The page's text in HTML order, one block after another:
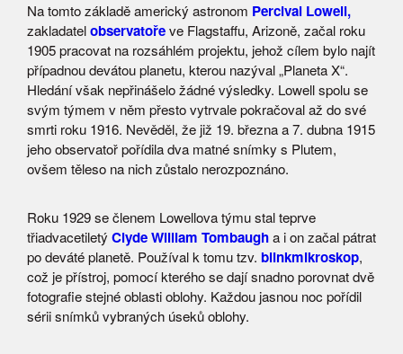
Na tomto základě americký astronom Percival Lowell,
zakladatelobservatořeve Flagstaffu, Arizoně, začal roku
1905 pracovat na rozsáhlém projektu, jehož cílem bylo najít
případnou devátou planetu, kterou nazýval „Planeta X“.
Hledání však nepřinášelo žádné výsledky. Lowell spolu se
svým týmem v něm přesto vytrvale pokračoval až do své
smrti roku 1916. Nevěděl, že již 19. března a 7. dubna 1915
jeho observatoř pořídila dva matné snímky s Plutem,
ovšem těleso na nich zůstalo nerozpoznáno.
Roku 1929 se členem Lowellova týmu stal teprve
třiadvacetiletý Clyde William Tombaugha i on začal pátrat
po deváté planetě. Používal k tomu tzv. blinkmikroskop,
což je přístroj, pomocí kterého se dají snadno porovnat dvě
fotografie stejné oblasti oblohy. Každou jasnou noc pořídil
sérii snímků vybraných úseků oblohy.